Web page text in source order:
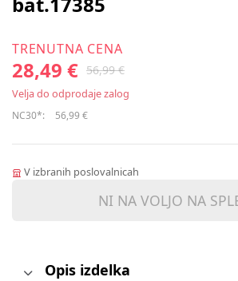
TRENUTNA CENA
28,49 € 56,99 €
Velja do odprodaje zalog
NC30*: 56,99 €
V izbranih poslovalnicah
NI NA VOLJO NA
Opis izdelka